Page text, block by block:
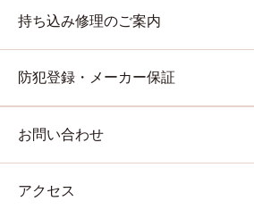
持ち込み修理のご案内
防犯登録・メーカー保証
お問い合わせ
アクセス